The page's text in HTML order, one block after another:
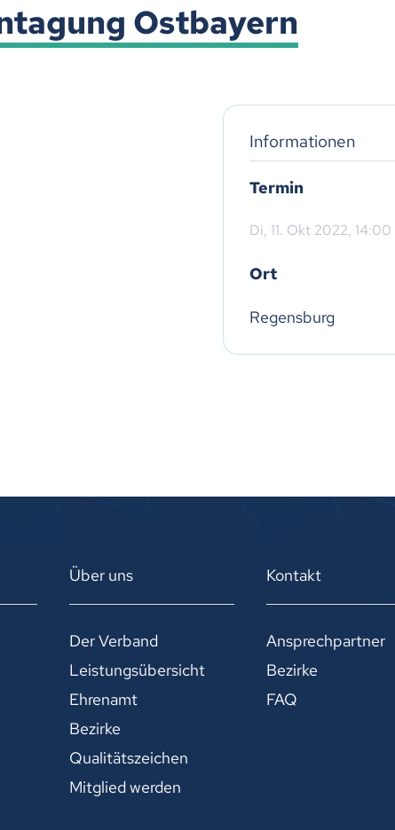
Ostbayern
Informationen
Termin
Di, 11. Okt 2022, 14:00
Ort
Regensburg
Über uns
Der Verband
Leistungsübersicht
Ehrenamt
Bezirke
Qualitätszeichen
Mitglied werden
Kontakt
Ansprechpartner
Bezirke
FAQ